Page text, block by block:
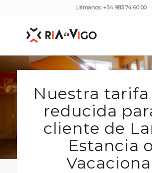
Llámanos: +34 983 74 60 00
Tarifa Larga Estancia o Vacacional
Nuestra tarifa
reducida
cliente de
Estancia o